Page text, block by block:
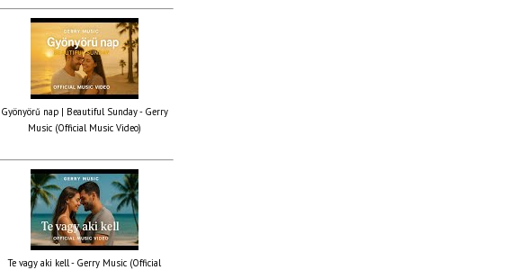
Gyönyörű nap | Beautiful Sunday - Gerry
Music (Official Music Video)
Te vagy aki kell - Gerry Music (Official